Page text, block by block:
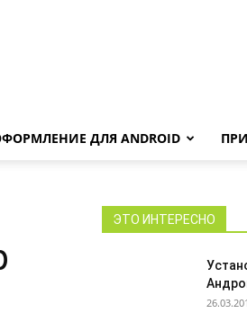
ДЛЯ ANDROID
ЭТО ИНТЕРЕСНО